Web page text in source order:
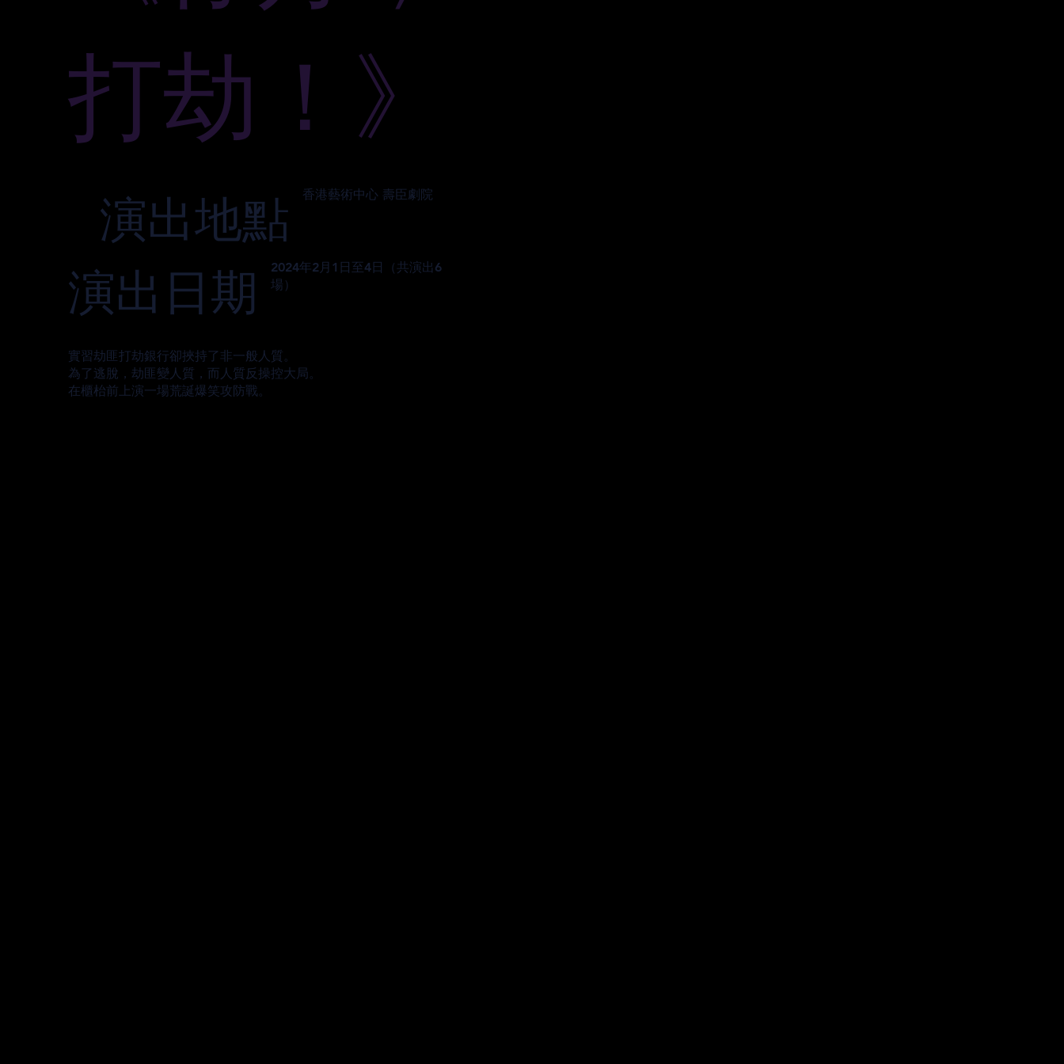
打劫！》
演出地點 香港藝術中心 壽臣劇院
演出日期
2024年2月1日至4日（共演出6
場）
實習劫匪打劫銀行卻挾持了非一般人質。
為了逃脫，劫匪變人質，而人質反操控大局。
在櫃枱前上演一場荒誕爆笑攻防戰。